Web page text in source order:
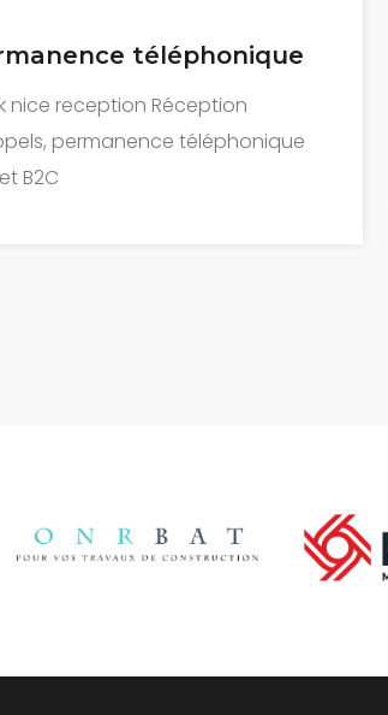
de rendez-vous
Blooming Date La prise de
vous B2B et B2C